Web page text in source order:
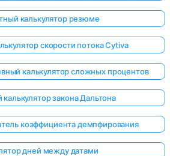
калькулятор резюме
скорости потока Cytiva
калькулятор сложных процентов
закона Дальтона
коэффициента демпфирования
дней между датами